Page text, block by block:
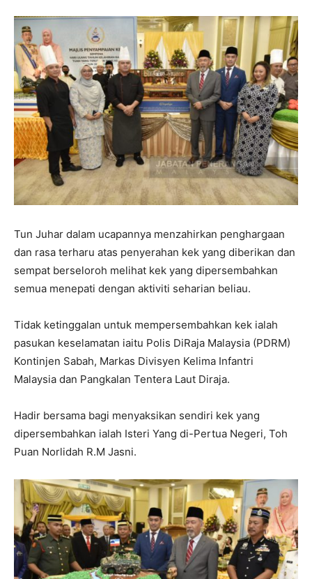
Tun Juhar dalam ucapannya menzahirkan penghargaan
dan rasa terharu atas penyerahan kek yang diberikan dan
sempat berseloroh melihat kek yang dipersembahkan
semua menepati dengan aktiviti seharian beliau.
Tidak ketinggalan untuk mempersembahkan kek ialah
pasukan keselamatan iaitu Polis DiRaja Malaysia (PDRM)
Kontinjen Sabah, Markas Divisyen Kelima Infantri
Malaysia dan Pangkalan Tentera Laut Diraja.
Hadir bersama bagi menyaksikan sendiri kek yang
dipersembahkan ialah Isteri Yang di-Pertua Negeri, Toh
Puan Norlidah R.M Jasni.